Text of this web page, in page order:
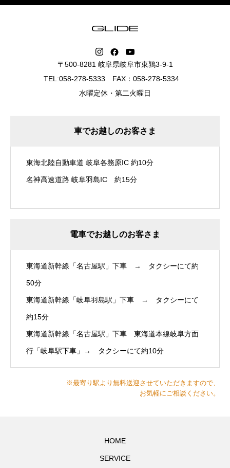
〒500-8281 岐阜県岐阜市東鶉3-9-1
TEL:058-278-5333 FAX：058-278-5334
水曜定休・第二火曜日
車でお越しのお客さま
東海北陸自動車道 岐阜各務原IC 約10分
名神高速道路 岐阜羽島IC 約15分
電車でお越しのお客さま
東海道新幹線「名古屋駅」下車 → タクシーにて約
50分
東海道新幹線「岐阜羽島駅」下車 → タクシーにて
約15分
東海道新幹線「名古屋駅」下車 東海道本線岐阜方面
行「岐阜駅下車」→ タクシーにて約10分
※最寄り駅より無料送迎させていただきますので、
お気軽にご相談ください。
HOME
SERVICE